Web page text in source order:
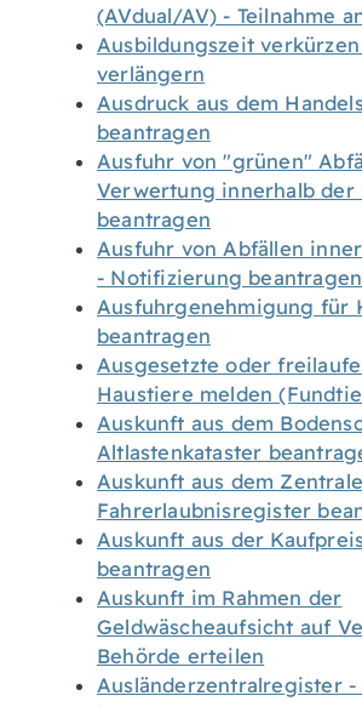
(AVdual/AV) - Teilnahme
Ausbildungszeit
verlängern
Ausdruck aus dem
beantragen
Ausfuhr von "grünen"
Verwertung innerhalb der
beantragen
Ausfuhr von Abfällen
- Notifizierung beantragen
Ausfuhrgenehmigung für
beantragen
Ausgesetzte oder
Haustiere melden
Auskunft aus dem
Altlastenkataster
Auskunft aus dem
Fahrerlaubnisregister
Auskunft aus der
beantragen
Auskunft im Rahmen der
Geldwäscheaufsicht auf
Behörde erteilen
Ausländerzentralregister -